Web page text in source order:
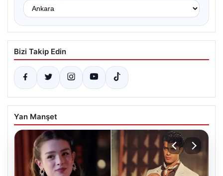
Bizi Takip Edin
Yan Manşet